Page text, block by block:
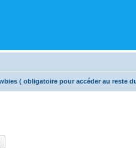
( obligatoire pour accéder au reste